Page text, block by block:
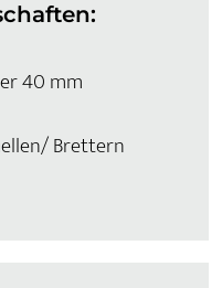
40 mm
Brettern